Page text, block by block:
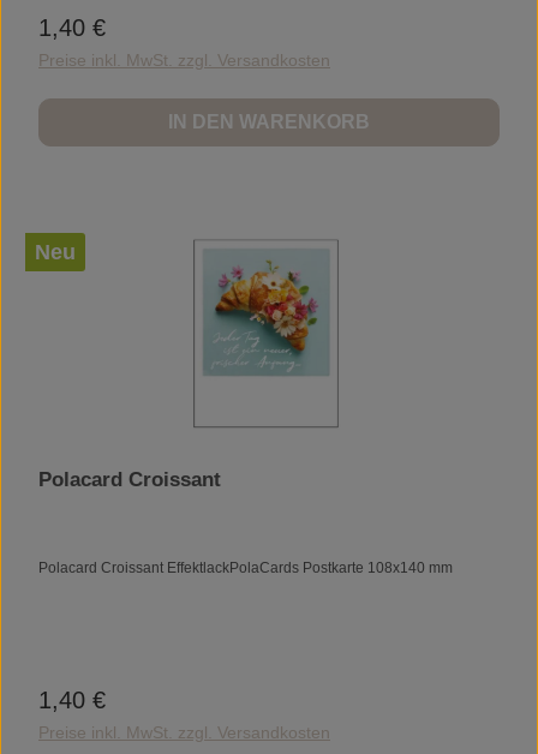
Regulärer Preis:
1,40 €
Preise inkl. MwSt. zzgl. Versandkosten
IN DEN WARENKORB
Neu
Polacard Croissant
Polacard Croissant EffektlackPolaCards Postkarte 108x140 mm
Regulärer Preis:
1,40 €
Preise inkl. MwSt. zzgl. Versandkosten